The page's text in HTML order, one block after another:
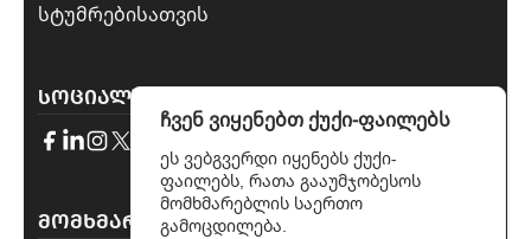
სტუმრებისათვის
ᲡᲝᲪᲘᲐᲚᲣᲠᲘ ᲥᲡᲔᲚᲔᲑᲘ
ᲛᲝᲛᲮᲛᲐᲠᲔᲚᲔᲑᲘᲡ ᲨᲔᲤᲐᲡᲔᲑᲔᲑᲘ
ჩვენ ვიყენებთ ქუქი-ფაილებს
ეს ვებგვერდი იყენებს ქუქი-
ფაილებს, რათა გააუმჯობესოს
მომხმარებლის საერთო
გამოცდილება.